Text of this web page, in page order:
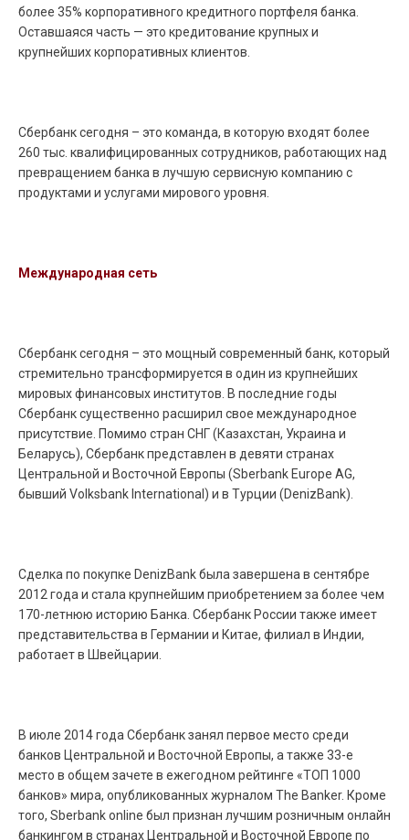
более 35% корпоративного кредитного портфеля банка.
Оставшаяся часть — это кредитование крупных и
крупнейших корпоративных клиентов.
Сбербанк сегодня – это команда, в которую входят более
260 тыс. квалифицированных сотрудников, работающих над
превращением банка в лучшую сервисную компанию с
продуктами и услугами мирового уровня.
Международная сеть
Сбербанк сегодня – это мощный современный банк, который
стремительно трансформируется в один из крупнейших
мировых финансовых институтов. В последние годы
Сбербанк существенно расширил свое международное
присутствие. Помимо стран СНГ (Казахстан, Украина и
Беларусь), Сбербанк представлен в девяти странах
Центральной и Восточной Европы (Sberbank Europe AG,
бывший Volksbank International) и в Турции (DenizBank).
Сделка по покупке DenizBank была завершена в сентябре
2012 года и стала крупнейшим приобретением за более чем
170-летнюю историю Банка. Сбербанк России также имеет
представительства в Германии и Китае, филиал в Индии,
работает в Швейцарии.
В июле 2014 года Сбербанк занял первое место среди
банков Центральной и Восточной Европы, а также 33-е
место в общем зачете в ежегодном рейтинге «ТОП 1000
банков» мира, опубликованных журналом The Banker. Кроме
того, Sberbank online был признан лучшим розничным онлайн
банкингом в странах Центральной и Восточной Европе по